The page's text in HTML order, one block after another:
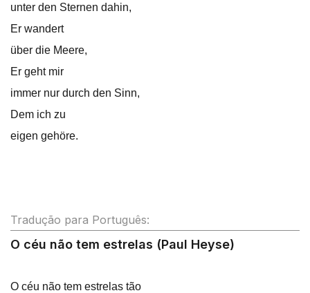
unter den Sternen dahin,
Er wandert
über die Meere,
Er geht mir
immer nur durch den Sinn,
Dem ich zu
eigen gehöre.
Tradução para Português:
O céu não tem estrelas (Paul Heyse)
O céu não tem estrelas tão